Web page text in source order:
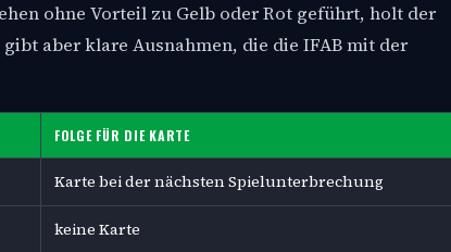
ohne Vorteil zu Gelb oder Rot geführt, holt der
aber klare Ausnahmen, die die IFAB mit der
FOLGE FÜR DIE KARTE
Karte bei der nächsten Spielunterbrechung
keine Karte